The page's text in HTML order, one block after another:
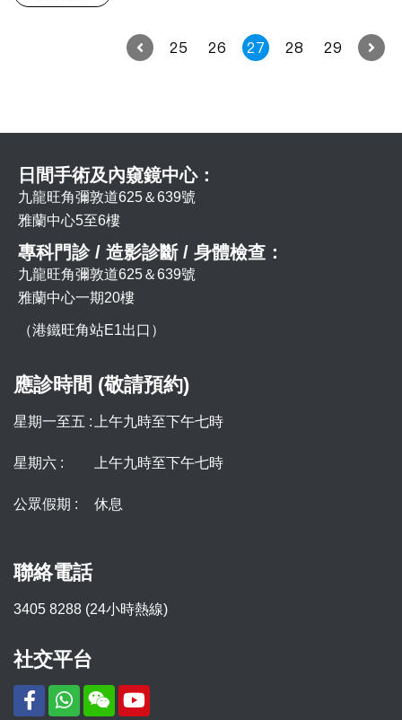
25 26 27 28 29
日間手術及內窺鏡中心：
九龍旺角彌敦道625＆639號
雅蘭中心5至6樓
專科門診 / 造影診斷 / 身體檢查：
九龍旺角彌敦道625＆639號
雅蘭中心一期20樓
（港鐵旺角站E1出口）
應診時間 (敬請預約)
星期一至五 : 上午九時至下午七時
星期六 : 上午九時至下午七時
公眾假期 : 休息
聯絡電話
3405 8288 (24小時熱線)
社交平台